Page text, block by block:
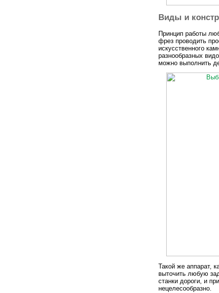
Виды и
Принцип работы
фрез проводить
искусственного
разнообразных
можно выполнить
Такой же аппарат,
выточить любую
станки дороги, и
нецелесообразно.